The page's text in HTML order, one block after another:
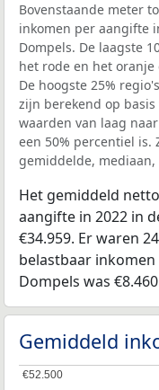
Bovenstaande meter
inkomen per aangifte
Dompels. De laagste
het rode en het oranje
De hoogste 25%
zijn berekend op
waarden van laag
een 50% percentiel is.
gemiddelde,
Het gemiddeld
aangifte in 2022 in
€34.959. Er waren
belastbaar
Dompels was
Gemiddeld
€52.500
€52.500